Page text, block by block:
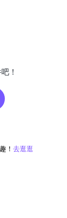
！
！ 去逛逛